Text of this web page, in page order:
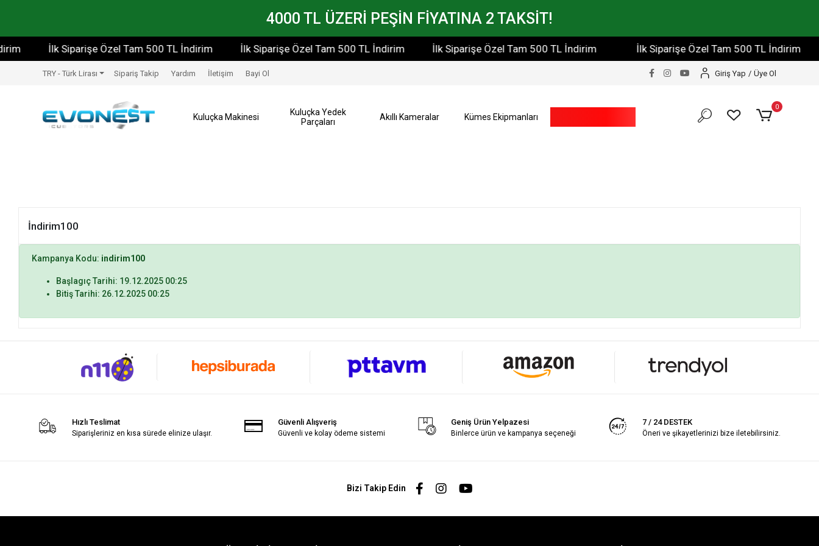
4000 TL ÜZERİ PEŞİN FİYATINA 2 TAKSİT!
İlk Siparişe Özel Tam 500 TL İndirim İlk Siparişe Özel Tam 500 TL İndirim İlk Siparişe Özel Tam 500 TL İndirim İlk Siparişe Özel Tam 500 TL İndirim
TRY - Türk Lirası Sipariş Takip Yardım İletişim Bayi Ol Giriş Yap / Üye Ol
Kuluçka Makinesi
Kuluçka Yedek
Parçaları
Akıllı Kameralar Kümes Ekipmanları
0
İndirim100
Kampanya Kodu: indirim100
Başlagıç Tarihi: 19.12.2025 00:25
Bitiş Tarihi: 26.12.2025 00:25
Hızlı Teslimat
Siparişleriniz en kısa sürede elinize ulaşır.
Güvenli Alışveriş
Güvenli ve kolay ödeme sistemi
Geniş Ürün Yelpazesi
Binlerce ürün ve kampanya seçeneği
7 / 24 DESTEK
Öneri ve şikayetlerinizi bize iletebilirsiniz.
Bizi Takip Edin